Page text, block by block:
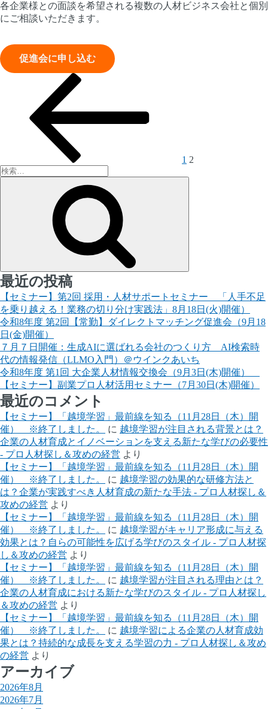
各企業様との面談を希望される複数の人材ビジネス会社と個別
にご相談いただきます。
促進会に申し込む
ジ
1 2
検
最近の投稿
【セミナー】第2回 採用・人材サポートセミナー 「人手不足
を乗り越える！業務の切り分け実践法」8月18日(火)開催）
令和8年度 第2回【常勤】ダイレクトマッチング促進会（9月18
日(金)開催）
７月７日開催：生成AIに選ばれる会社のつくり方 AI検索時
代の情報発信（LLMO入門）＠ウインクあいち
令和8年度 第1回 大企業人材情報交換会（9月3日(木)開催）
【セミナー】副業プロ人材活用セミナー（7月30日(木)開催）
最近のコメント
【セミナー】「越境学習」最前線を知る（11月28日（木）開
催） ※終了しました。
に 越境学習が注目される背景とは？
企業の人材育成とイノベーションを支える新たな学びの必要性
- プロ人材探し＆攻めの経営 より
【セミナー】「越境学習」最前線を知る（11月28日（木）開
催） ※終了しました。
に 越境学習の効果的な研修方法と
は？企業が実践すべき人材育成の新たな手法 - プロ人材探し＆
攻めの経営 より
【セミナー】「越境学習」最前線を知る（11月28日（木）開
催） ※終了しました。
に 越境学習がキャリア形成に与える
効果とは？自らの可能性を広げる学びのスタイル - プロ人材探
し＆攻めの経営 より
【セミナー】「越境学習」最前線を知る（11月28日（木）開
催） ※終了しました。
に 越境学習が注目される理由とは？
企業の人材育成における新たな学びのスタイル - プロ人材探し
＆攻めの経営 より
【セミナー】「越境学習」最前線を知る（11月28日（木）開
催） ※終了しました。
に 越境学習による企業の人材育成効
果とは？持続的な成長を支える学習の力 - プロ人材探し＆攻め
の経営 より
アーカイブ
2026年8月
2026年7月